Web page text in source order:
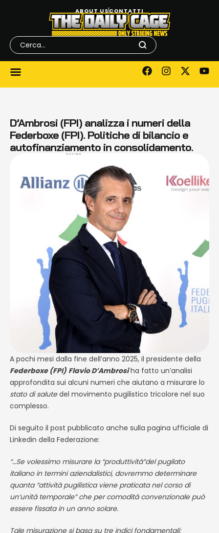
ABOUT USCONTATTI
D’Ambrosi (FPI) analizza i numeri della
Federboxe (FPI). Politiche di bilancio e
autofinanziamento in consolidamento.
A pochi mesi dalla fine dell’anno 2025, il presidente della
Federboxe (FPI) Flavio D’Ambrosiha fatto un’analisi
approfondita sui alcuni numeri che aiutano a misurare lo
stato di salutedel movimento pugilistico tricolore nel suo
complesso.
Di seguito il post pubblicato anche sulla pagina ufficiale di
Linkedin della Federazione:
“…Se volessimo misurare la “produttività”del pugilato
italiano in termini aziendalistici, dovremmo determinare
quanta “attività pugilistica viene praticata nel corso di
un’unità temporale” che per comodità convenzionale può
essere fissata in un anno solare.
Tale misurazione si basa su tre indici fondamentali: